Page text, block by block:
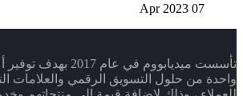
07 Apr 2023
تأسست ميديابووم في عام